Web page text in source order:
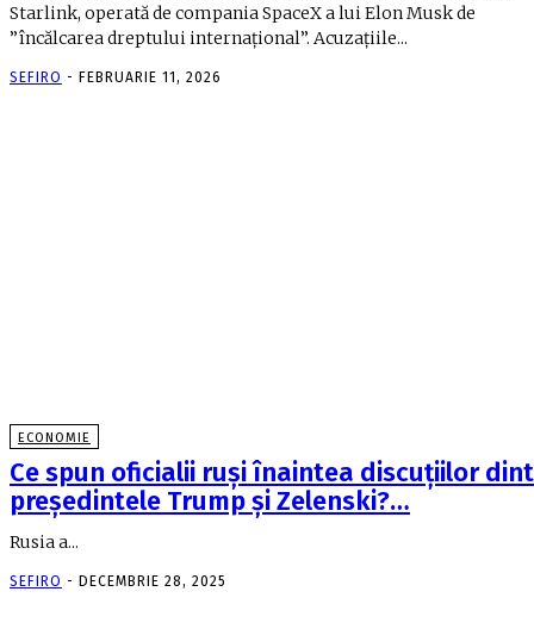
Starlink, operată de compania SpaceX a lui Elon Musk de
”încălcarea dreptului internațional”. Acuzațiile...
SEFIRO - FEBRUARIE 11, 2026
ECONOMIE
Ce spun oficialii ruşi înaintea discuţiilor
preşedintele Trump şi Zelenski?…
Rusia a...
SEFIRO - DECEMBRIE 28, 2025